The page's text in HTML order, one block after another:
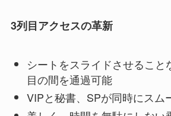
3列目アクセスの革新
シートをスライドさせること
目の間を通過可能
VIPと秘書、SPが同時にスム